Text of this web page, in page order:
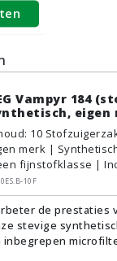
Vampyr 184
eigen
: 10
merk |
fijnstofklasse |
10F
de prestaties
stevige
inbegrepen